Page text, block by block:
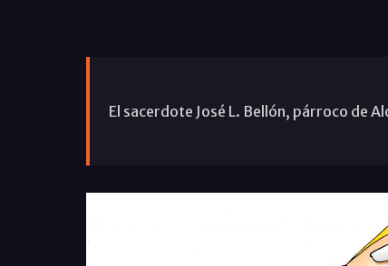
El sacerdote José L. Bellón, párroco de